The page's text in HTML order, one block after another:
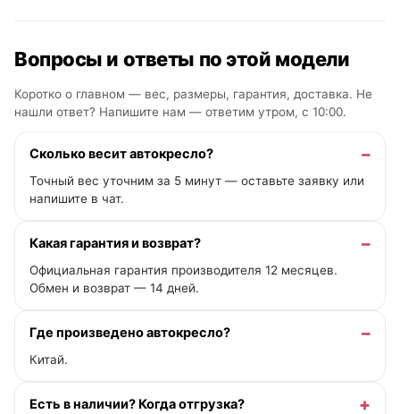
Вопросы и ответы по этой модели
Коротко о главном — вес, размеры, гарантия, доставка. Не
нашли ответ? Напишите нам — ответим утром, с 10:00.
Сколько весит автокресло?
Точный вес уточним за 5 минут — оставьте заявку или
напишите в чат.
Какая гарантия и возврат?
Официальная гарантия производителя 12 месяцев.
Обмен и возврат — 14 дней.
Где произведено автокресло?
Китай.
Есть в наличии? Когда отгрузка?